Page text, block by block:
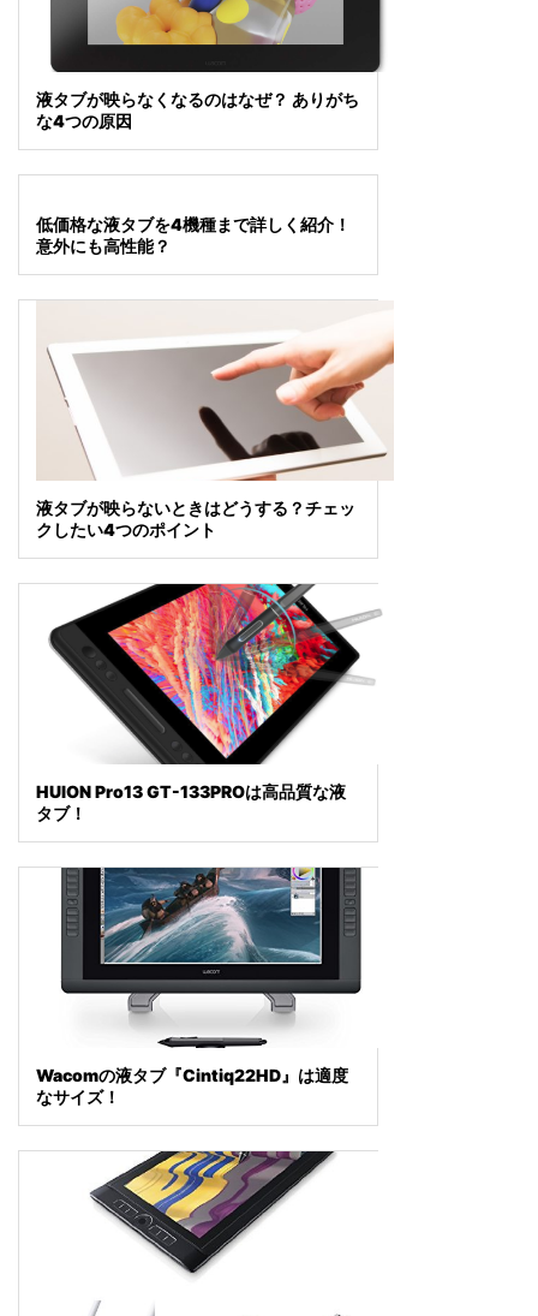
液タブが映らなくなるのはなぜ？ ありがち
な4つの原因
低価格な液タブを4機種まで詳しく紹介！
意外にも高性能？
液タブが映らないときはどうする？チェッ
クしたい4つのポイント
HUION Pro13 GT-133PROは高品質な液
タブ！
Wacomの液タブ『Cintiq22HD』は適度
なサイズ！